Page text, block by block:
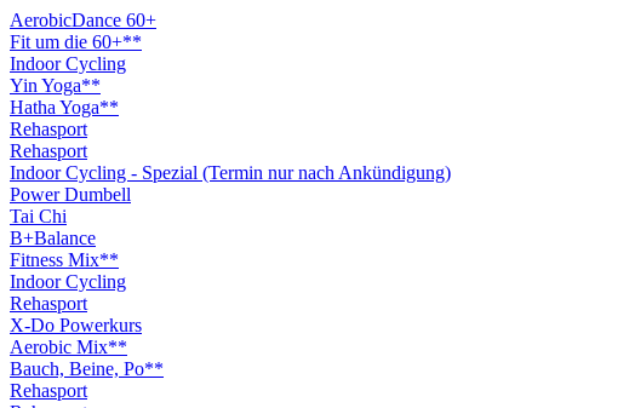
AerobicDance 60+
Fit um die 60+**
Indoor Cycling
Yin Yoga**
Hatha Yoga**
Rehasport
Rehasport
Indoor Cycling - Spezial (Termin nur nach Ankündigung)
Power Dumbell
Tai Chi
B+Balance
Fitness Mix**
Indoor Cycling
Rehasport
X-Do Powerkurs
Aerobic Mix**
Bauch, Beine, Po**
Rehasport